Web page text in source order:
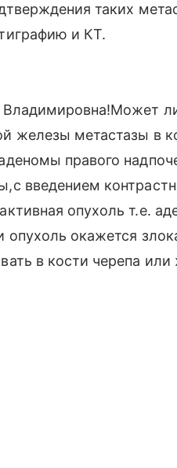
таких
и КТ.
Владимировна!Может
железы метастазы в
правого
введением
опухоль т.е.
опухоль окажется
в кости черепа